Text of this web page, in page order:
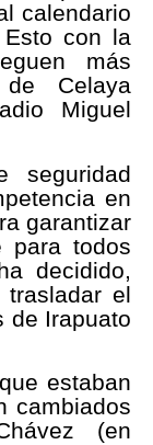
calendario
con la
más
Celaya
Miguel
seguridad
en
garantizar
para todos
decidido,
el
de Irapuato
estaban
cambiados
(en